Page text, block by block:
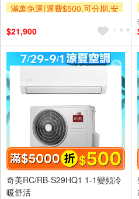
滿萬免運(運費$500,可分期,安
及使用6期以上分期0利率,需付
基本安裝運費)
滿額折$500
$21,900
奇美RC/RB-S29HQ1 1-1變頻冷
暖舒活